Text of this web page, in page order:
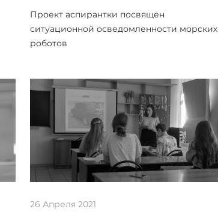
Проект аспирантки посвящен
ситуационной осведомленности морских
роботов
26 Апреля 2021